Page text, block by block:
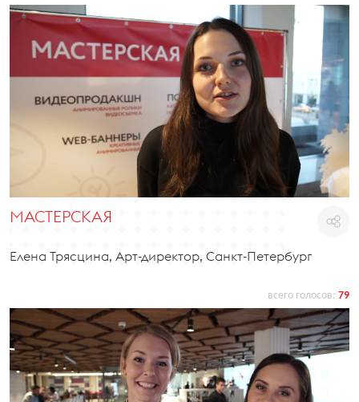
МАСТЕРСКАЯ
Елена Трясцина, Арт-директор, Санкт-Петербург
всего голосов: 79